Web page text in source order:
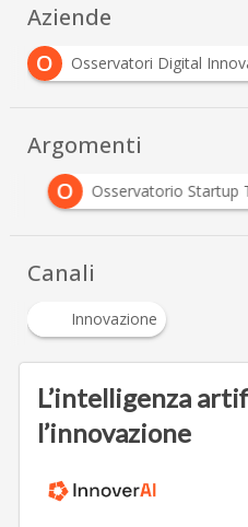
Aziende
O
Osservatori Digital
Argomenti
O Osservatorio Startup
Canali
Innovazione
L’intelligenza
l’innovazione